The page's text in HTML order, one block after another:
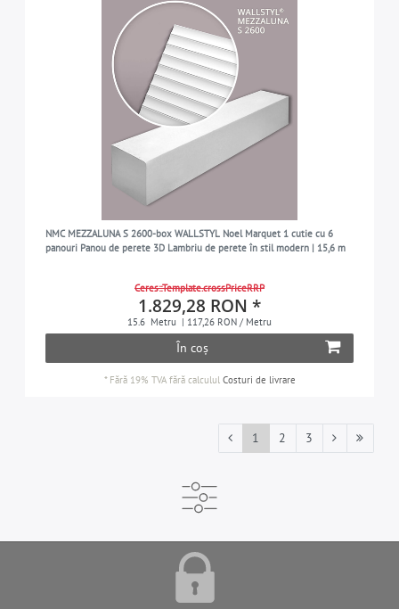
NMC MEZZALUNA S 2600-box WALLSTYL Noel Marquet 1 cutie cu 6
panouri Panou de perete 3D Lambriu de perete în stil modern | 15,6 m
Ceres::Template.crossPriceRRP
1.829,28 RON *
15.6 Metru | 117,26 RON / Metru
În coș
* Fără 19% TVAfără calculul Costuri de livrare
1 2 3